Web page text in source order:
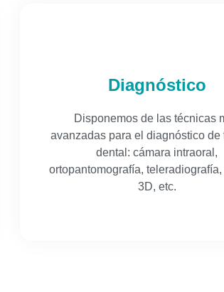
Diagnóstico
Disponemos de las técnicas
avanzadas para el diagnóstico de
dental: cámara intraoral,
ortopantomografía,
3D, etc.